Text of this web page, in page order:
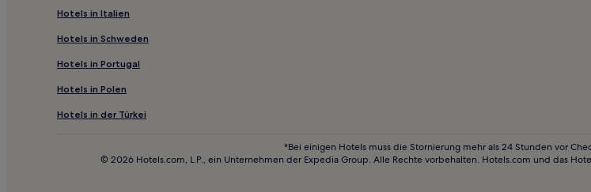
Hotels in Italien
Hotels in Schweden
Hotels in Portugal
Hotels in Polen
Hotels in der Türkei
*Bei einigen Hotels muss die Stornierung mehr als 24 Stunden vor
© 2026 Hotels.com, L.P., ein Unternehmen der Expedia Group. Alle Rechte vorbehalten. Hotels.com und das